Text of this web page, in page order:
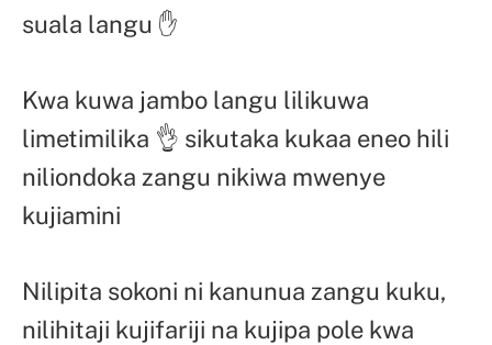
suala langu ✋
Kwa kuwa jambo langu lilikuwa
limetimilika 👌 sikutaka kukaa eneo hili
niliondoka zangu nikiwa mwenye
kujiamini
Nilipita sokoni ni kanunua zangu kuku,
nilihitaji kujifariji na kujipa pole kwa